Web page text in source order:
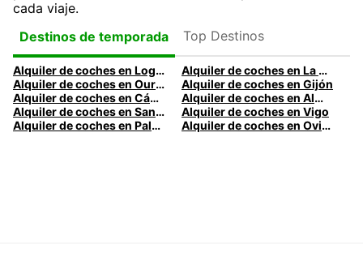
cada viaje.
Destinos de temporada
Top Destinos
Alquiler de coches en Logroño
Alquiler de coches en La Coruña
Alquiler de coches en Ourense
Alquiler de coches en Gijón
Alquiler de coches en Cádiz
Alquiler de coches en Almería
Alquiler de coches en Santander
Alquiler de coches en Vigo
Alquiler de coches en Palma
Alquiler de coches en Oviedo